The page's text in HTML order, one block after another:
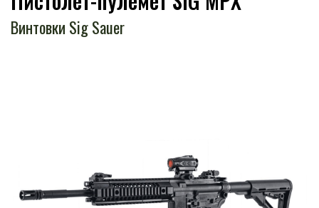
Винтовки Sig Sauer